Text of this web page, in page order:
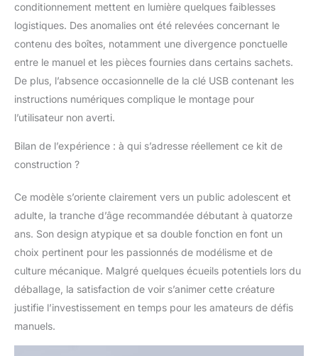
est livré avec des
instructions (français
non garanti), pas
besoin de colle ou de
batterie, il suffit de le
Assemblage facile : pas
des vis selon le dessin
disque U. Détails
merveilleuse
expérience de
bricolage. Après
l'assemblage, la taille
est d'environ 30 x 25 x
parfaite : un choix idéal
conditionnement mettent en lumière quelques faiblesses
logistiques. Des anomalies ont été relevées concernant le
contenu des boîtes, notamment une divergence ponctuelle
entre le manuel et les pièces fournies dans certains sachets.
De plus, l’absence occasionnelle de la clé USB contenant les
instructions numériques complique le montage pour
l’utilisateur non averti.
Bilan de l’expérience : à qui s’adresse réellement ce kit de
construction ?
Ce modèle s’oriente clairement vers un public adolescent et
adulte, la tranche d’âge recommandée débutant à quatorze
ans. Son design atypique et sa double fonction en font un
choix pertinent pour les passionnés de modélisme et de
culture mécanique. Malgré quelques écueils potentiels lors du
déballage, la satisfaction de voir s’animer cette créature
justifie l’investissement en temps pour les amateurs de défis
manuels.